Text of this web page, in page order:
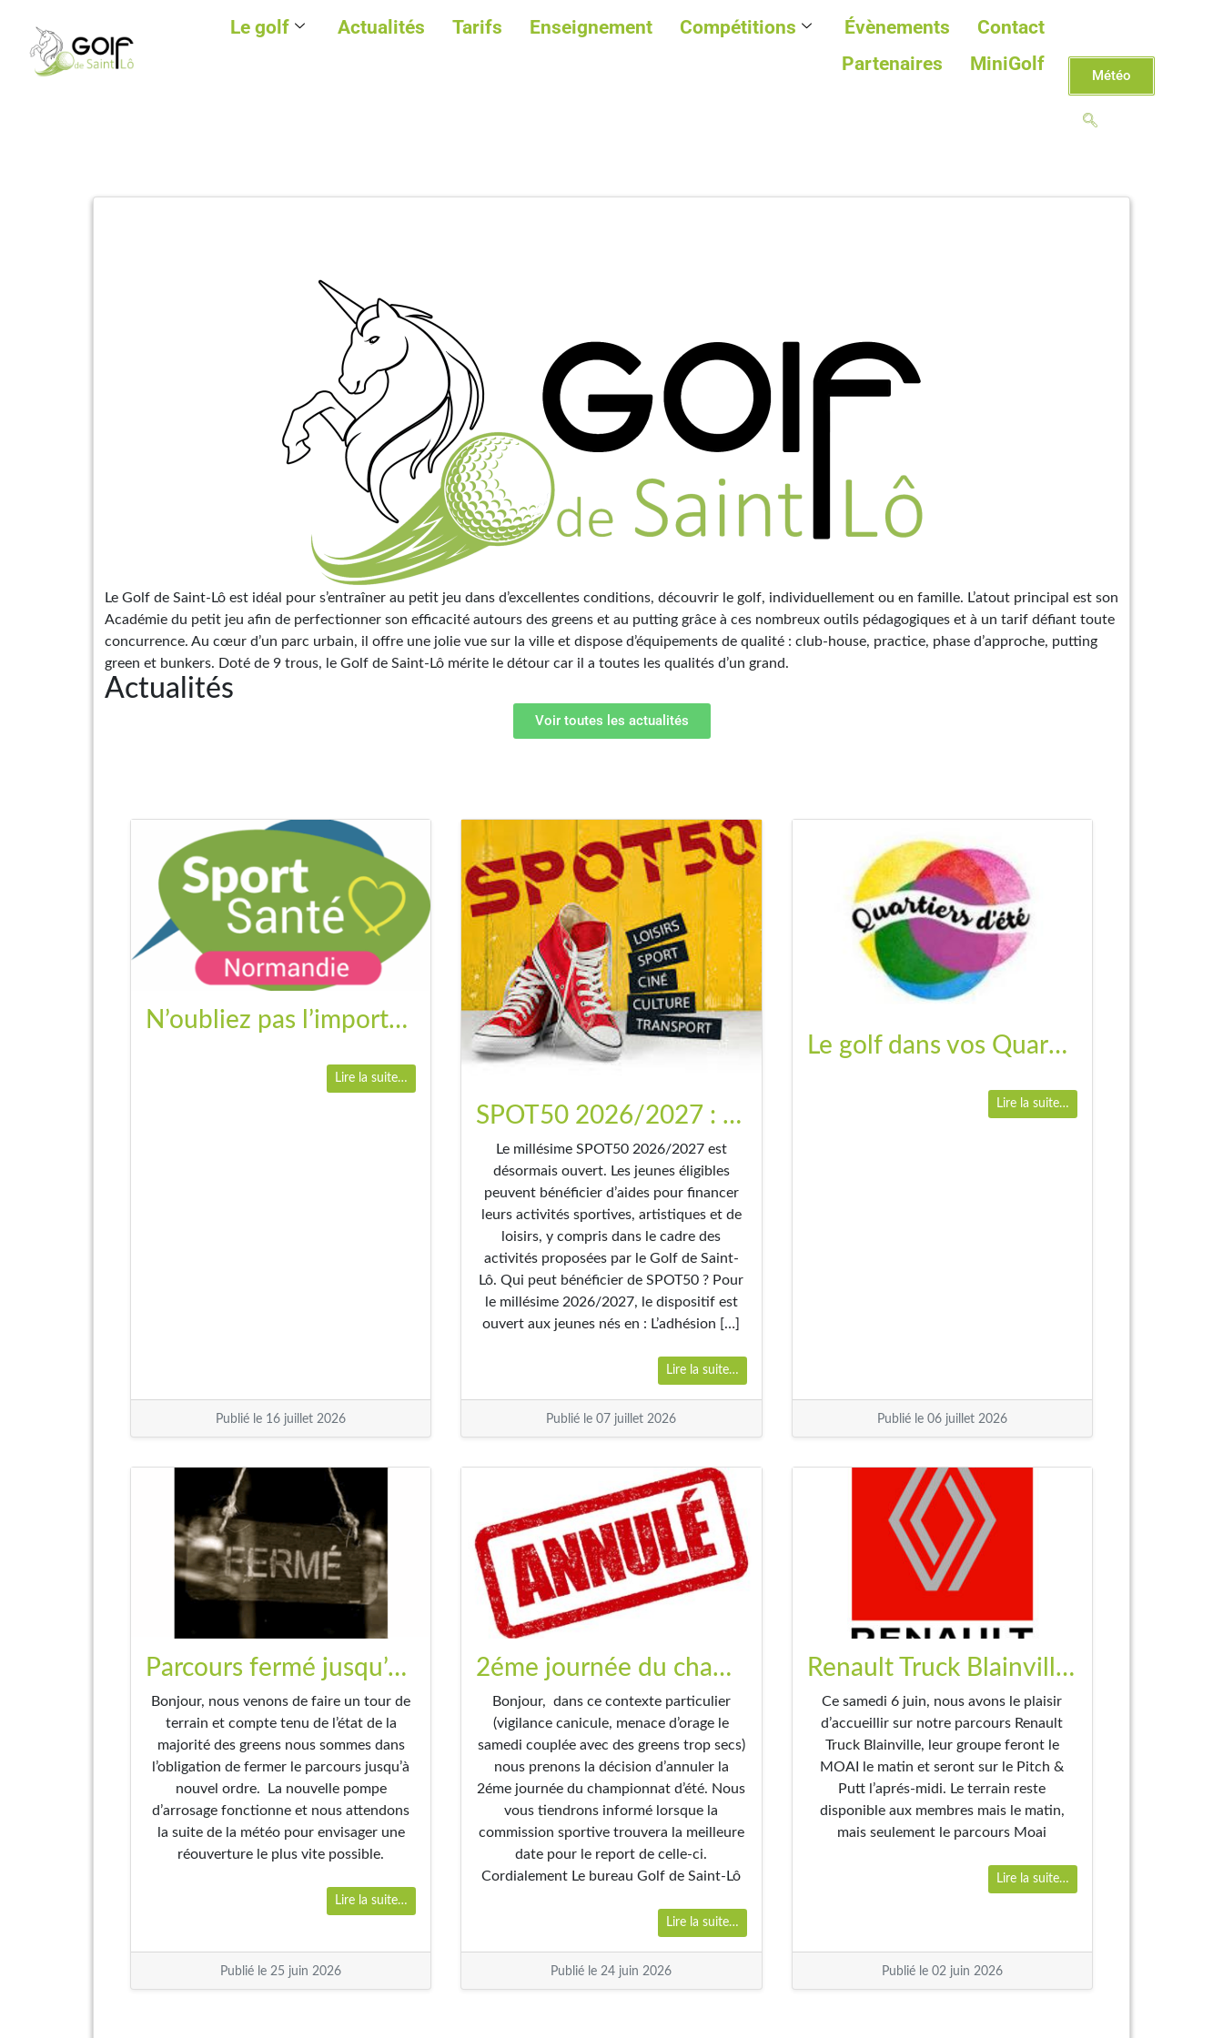
Le golf Actualités Tarifs Enseignement Compétitions Évènements
Contact
Partenaires
MiniGolf
Météo
Le Golf de Saint-Lô est idéal pour s’entraîner au petit jeu dans d’excellentes conditions, découvrir le golf, individuellement ou en famille. L’atout principal est son
Académie du petit jeu afin de perfectionner son efficacité autours des greens et au putting grâce à ces nombreux outils pédagogiques et à un tarif défiant toute
concurrence. Au cœur d’un parc urbain, il offre une jolie vue sur la ville et dispose d’équipements de qualité : club-house, practice, phase d’approche, putting
green et bunkers. Doté de 9 trous, le Golf de Saint-Lô mérite le détour car il a toutes les qualités d’un grand.
Actualités
Voir toutes les actualités
N’oubliez pas l’importance du sport sur la santé !
Lire la suite…
Publié le 16 juillet 2026
SPOT50 2026/2027 : le nouveau millésime est disponible
Le millésime SPOT50 2026/2027 est
désormais ouvert. Les jeunes éligibles
peuvent bénéficier d’aides pour financer
leurs activités sportives, artistiques et de
loisirs, y compris dans le cadre des
activités proposées par le Golf de Saint-
Lô. Qui peut bénéficier de SPOT50 ? Pour
le millésime 2026/2027, le dispositif est
ouvert aux jeunes nés en : L’adhésion […]
Lire la suite…
Publié le 07 juillet 2026
Le golf dans vos Quartiers
Lire la suite…
Publié le 06 juillet 2026
Parcours fermé jusqu’à nouvel ordre
Bonjour, nous venons de faire un tour de
terrain et compte tenu de l’état de la
majorité des greens nous sommes dans
l’obligation de fermer le parcours jusqu’à
nouvel ordre. La nouvelle pompe
d’arrosage fonctionne et nous attendons
la suite de la météo pour envisager une
réouverture le plus vite possible.
Lire la suite…
Publié le 25 juin 2026
2éme journée du championnat d’été annulée
Bonjour, dans ce contexte particulier
(vigilance canicule, menace d’orage le
samedi couplée avec des greens trop secs)
nous prenons la décision d’annuler la
2éme journée du championnat d’été. Nous
vous tiendrons informé lorsque la
commission sportive trouvera la meilleure
date pour le report de celle-ci.
Cordialement Le bureau Golf de Saint-Lô
Lire la suite…
Publié le 24 juin 2026
Renault Truck Blainville – samedi 6 juin
Ce samedi 6 juin, nous avons le plaisir
d’accueillir sur notre parcours Renault
Truck Blainville, leur groupe feront le
MOAI le matin et seront sur le Pitch &
Putt l’aprés-midi. Le terrain reste
disponible aux membres mais le matin,
mais seulement le parcours Moai
Lire la suite…
Publié le 02 juin 2026